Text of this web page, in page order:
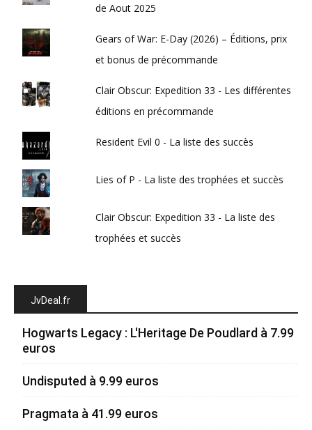
de Aout 2025
Gears of War: E-Day (2026) – Éditions, prix
et bonus de précommande
Clair Obscur: Expedition 33 - Les différentes
éditions en précommande
Resident Evil 0 - La liste des succès
Lies of P - La liste des trophées et succès
Clair Obscur: Expedition 33 - La liste des
trophées et succès
JvDeal.fr
Hogwarts Legacy : L'Heritage De Poudlard à 7.99
euros
Undisputed à 9.99 euros
Pragmata à 41.99 euros